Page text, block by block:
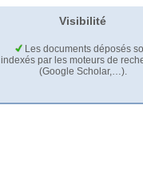
Visibilité
Les documents déposés
indexés par les moteurs de
(Google Scholar,…).